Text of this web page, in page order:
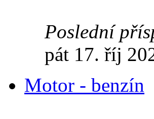
Poslední
pát 17. říj
Motor - benzín